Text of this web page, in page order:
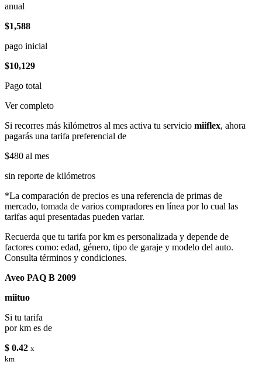
anual
$1,588
pago inicial
$10,129
Pago total
Ver completo
Si recorres más kilómetros al mes activa tu servicio miiflex, ahora
pagarás una tarifa preferencial de
$480 al mes
sin reporte de kilómetros
*La comparación de precios es una referencia de primas de
mercado, tomada de varios compradores en línea por lo cual las
tarifas aqui presentadas pueden variar.
Recuerda que tu tarifa por km es personalizada y depende de
factores como: edad, género, tipo de garaje y modelo del auto.
Consulta términos y condiciones.
Aveo PAQ B 2009
miituo
Si tu tarifa
por km es de
$ 0.42 x
km